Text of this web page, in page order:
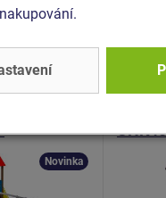
Podobné
Novinka